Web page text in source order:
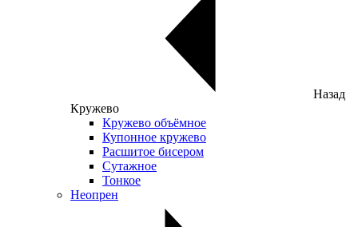
Назад
Кружево
Кружево объёмное
Купонное кружево
Расшитое бисером
Сутажное
Тонкое
Неопрен